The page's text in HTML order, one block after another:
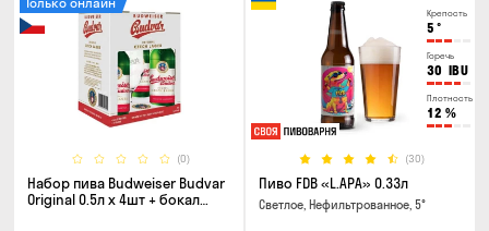
(0)
Набор пива Budweiser Budvar
Original 0.5л х 4шт + бокал
Крепость
5 °
Горечь
30 IBU
Плотность
12 %
(30)
Пиво FDB «L.APA» 0.33л
Светлое, Нефильтрованное, 5°